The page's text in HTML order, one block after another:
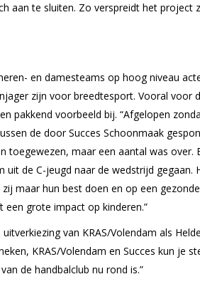
aan te sluiten. Zo verspreidt het project
en damesteams op hoog niveau
zijn voor breedtesport. Vooral voor
pakkend voorbeeld bij. “Afgelopen
de door Succes Schoonmaak
toegewezen, maar een aantal was over.
uit de C-jeugd naar de wedstrijd gegaan.
maar hun best doen en op een
grote impact op kinderen.”
van KRAS/Volendam als
KRAS/Volendam en Succes kun je
de handbalclub nu rond is.”